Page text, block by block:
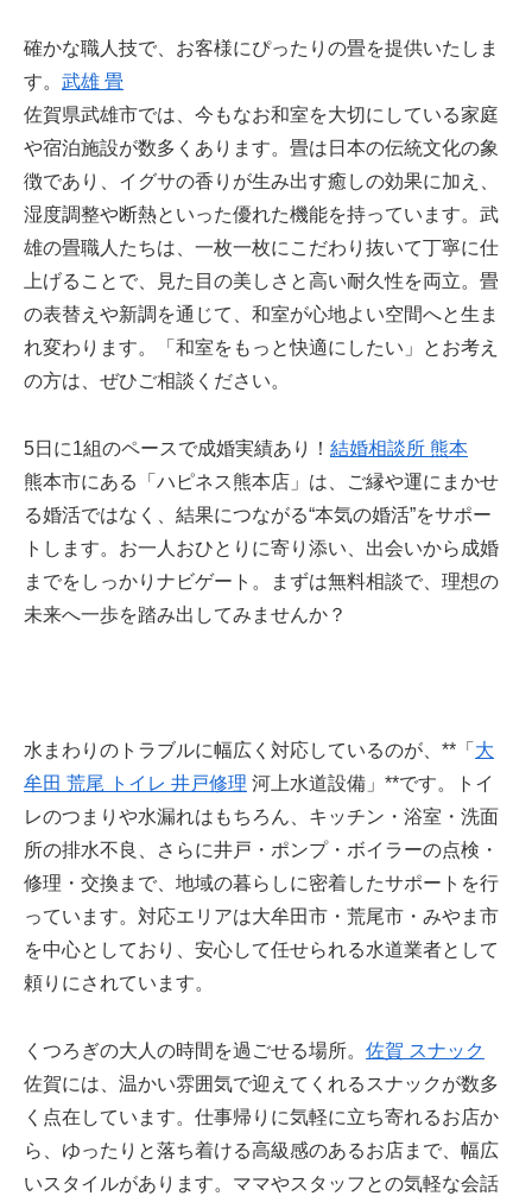
確かな職人技で、お客様にぴったりの畳を提供いたしま
す。 武雄 畳
佐賀県武雄市では、今もなお和室を大切にしている家庭
や宿泊施設が数多くあります。畳は日本の伝統文化の象
徴であり、イグサの香りが生み出す癒しの効果に加え、
湿度調整や断熱といった優れた機能を持っています。武
雄の畳職人たちは、一枚一枚にこだわり抜いて丁寧に仕
上げることで、見た目の美しさと高い耐久性を両立。畳
の表替えや新調を通じて、和室が心地よい空間へと生ま
れ変わります。「和室をもっと快適にしたい」とお考え
の方は、ぜひご相談ください。
5日に1組のペースで成婚実績あり！ 結婚相談所 熊本
熊本市にある「ハピネス熊本店」は、ご縁や運にまかせ
る婚活ではなく、結果につながる“本気の婚活”をサポー
トします。お一人おひとりに寄り添い、出会いから成婚
までをしっかりナビゲート。まずは無料相談で、理想の
未来へ一歩を踏み出してみませんか？
水まわりのトラブルに幅広く対応しているのが、**「 大
牟田 荒尾 トイレ 井戸修理 河上水道設備」**です。トイ
レのつまりや水漏れはもちろん、キッチン・浴室・洗面
所の排水不良、さらに井戸・ポンプ・ボイラーの点検・
修理・交換まで、地域の暮らしに密着したサポートを行
っています。対応エリアは大牟田市・荒尾市・みやま市
を中心としており、安心して任せられる水道業者として
頼りにされています。
くつろぎの大人の時間を過ごせる場所。 佐賀 スナック
佐賀には、温かい雰囲気で迎えてくれるスナックが数多
く点在しています。仕事帰りに気軽に立ち寄れるお店か
ら、ゆったりと落ち着ける高級感のあるお店まで、幅広
いスタイルがあります。ママやスタッフとの気軽な会話